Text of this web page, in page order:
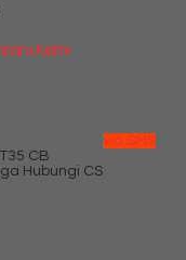
kami
via SMS
CB
Hubungi CS